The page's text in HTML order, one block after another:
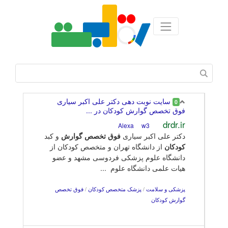
0 سایت نوبت دهی دکتر علی اکبر سیاری
فوق تخصص گوارش کودکان در ...
drdr.ir
w3
دکتر علی اکبر سیاری فوق تخصص گوارش و کبد
کودکان از دانشگاه تهران و متخصص کودکان از
دانشگاه علوم پزشکی فردوسی مشهد و عضو
هیات علمی دانشگاه علوم ...
پزشکی و سلامت / پزشک متخصص کودکان / فوق تخصص
گوارش کودکان